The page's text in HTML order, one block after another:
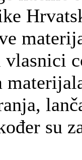
vlasnici
su